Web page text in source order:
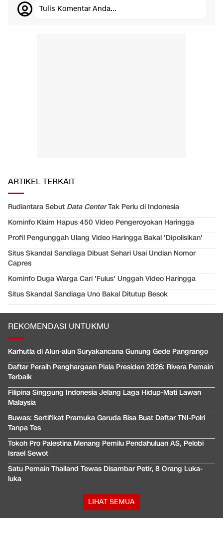
Tulis Komentar Anda...
ARTIKEL TERKAIT
Rudiantara Sebut Data CenterTak Perlu di Indonesia
Kominfo Klaim Hapus 450 Video Pengeroyokan Haringga
Profil Pengunggah Ulang Video Haringga Bakal 'Dipolisikan'
Situs Skandal Sandiaga Dibuat Sehari Usai Undian Nomor
Capres
Kominfo Duga Warga Cari 'Fulus' Unggah Video Haringga
Situs Skandal Sandiaga Uno Bakal Ditutup Besok
REKOMENDASI UNTUKMU
Karhutla di Alun-alun Suryakancana Gunung Gede Pangrango
Daftar Peraih Penghargaan Piala Presiden 2026: Rivera Pemain
Terbaik
Filipina Singgung Indonesia Jelang Laga Hidup-Mati Lawan
Malaysia
Buwas: Sertifikat Pramuka Garuda Bisa Buat Daftar TNI-Polri
Tanpa Tes
Tokoh Pro Palestina Menang Pemilu Pendahuluan AS, Pelobi
Israel Sewot
Satu Pemain Thailand Tewas Disambar Petir, 8 Orang Luka-
luka
LIHAT SEMUA